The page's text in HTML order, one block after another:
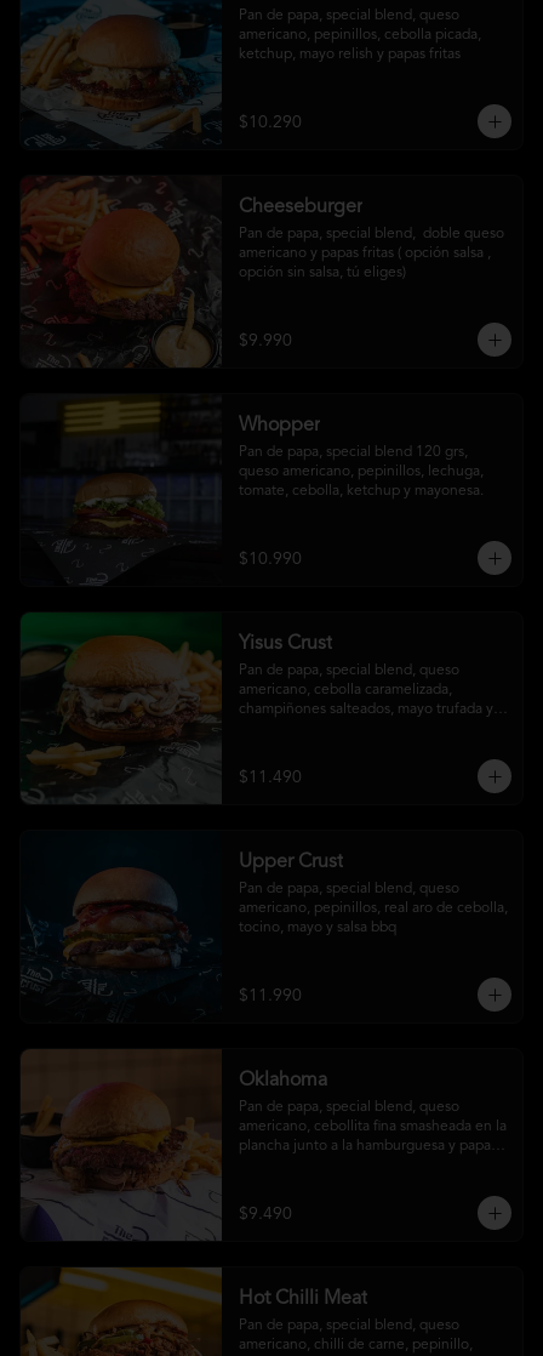
Pan de papa, special blend, queso
americano, pepinillos, cebolla picada,
ketchup, mayo relish y papas fritas
$10.290
Cheeseburger
Pan de papa, special blend,  doble queso
americano y papas fritas ( opción salsa ,
opción sin salsa, tú eliges)
$9.990
Whopper
Pan de papa, special blend 120 grs,
queso americano, pepinillos, lechuga,
tomate, cebolla, ketchup y mayonesa.
$10.990
Yisus Crust
Pan de papa, special blend, queso
americano, cebolla caramelizada,
champiñones salteados, mayo trufada y
$11.490
Upper Crust
Pan de papa, special blend, queso
americano, pepinillos, real aro de cebolla,
tocino, mayo y salsa bbq
$11.990
Oklahoma
Pan de papa, special blend, queso
americano, cebollita fina smasheada en la
plancha junto a la hamburguesa y papas
$9.490
Hot Chilli Meat
Pan de papa, special blend, queso
americano, chilli de carne, pepinillo,